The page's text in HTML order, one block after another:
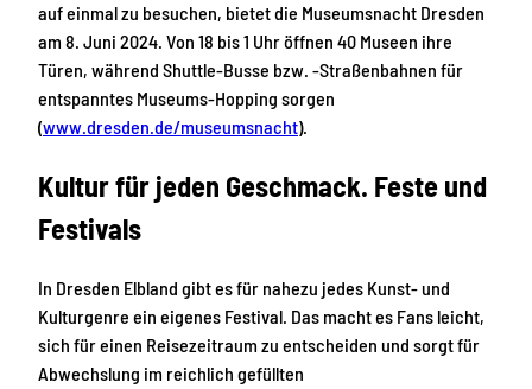
auf einmal zu besuchen, bietet die Museumsnacht Dresden
am 8. Juni 2024. Von 18 bis 1 Uhr öffnen 40 Museen ihre
Türen, während Shuttle-Busse bzw. -Straßenbahnen für
entspanntes Museums-Hopping sorgen
(www.dresden.de/museumsnacht).
Kultur für jeden Geschmack. Feste und
Festivals
In Dresden Elbland gibt es für nahezu jedes Kunst- und
Kulturgenre ein eigenes Festival. Das macht es Fans leicht,
sich für einen Reisezeitraum zu entscheiden und sorgt für
Abwechslung im reichlich gefüllten